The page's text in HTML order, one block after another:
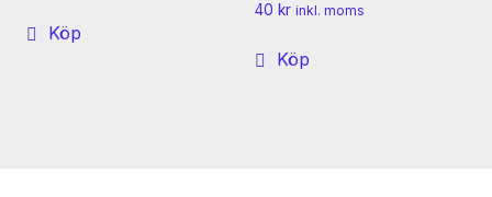
Köp
40 kr inkl. moms
Köp